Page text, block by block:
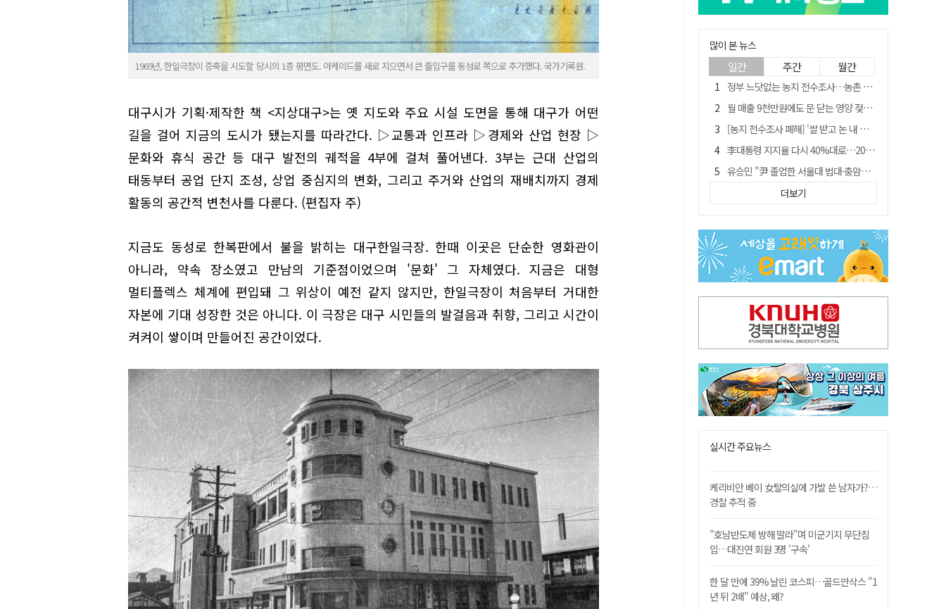
1969년, 한일극장이 증축을 시도할 당시의 1층 평면도. 아케이드를 새로 지으면서 큰 출입구를 동성로 쪽으로 추가했다. 국가기록원.
대구시가 기획·제작한 책 <지상대구>는 옛 지도와 주요 시설 도면을 통해 대구가 어떤
길을 걸어 지금의 도시가 됐는지를 따라간다. ▷교통과 인프라 ▷경제와 산업 현장 ▷
문화와 휴식 공간 등 대구 발전의 궤적을 4부에 걸쳐 풀어낸다. 3부는 근대 산업의
태동부터 공업 단지 조성, 상업 중심지의 변화, 그리고 주거와 산업의 재배치까지 경제
활동의 공간적 변천사를 다룬다. (편집자 주)
지금도 동성로 한복판에서 불을 밝히는 대구한일극장. 한때 이곳은 단순한 영화관이
아니라, 약속 장소였고 만남의 기준점이었으며 '문화' 그 자체였다. 지금은 대형
멀티플렉스 체계에 편입돼 그 위상이 예전 같지 않지만, 한일극장이 처음부터 거대한
자본에 기대 성장한 것은 아니다. 이 극장은 대구 시민들의 발걸음과 취향, 그리고 시간이
켜켜이 쌓이며 만들어진 공간이었다.
많이 본 뉴스
일간 주간 월간
정부 느닷없는 농지 전수조사…농촌 들쑤시는 '경자유전'의 칼날
월 매출 9천만원에도 문 닫는 영양 젖소농장… "일할 사람이 없어"
[농지 전수조사 폐해] '쌀 받고 논 내 준' 도지농 이제 어쩌나?
李대통령 지지율 다시 40%대로…20대는 18.8%p 급락
유승민 "尹 졸업한 서울대 법대·충암고도 없애야"…李 육사 통합 직격
[농지 전수조사 폐해] 농지값도 흔들리나…"도지 막히면 헐값 매물 나올 수도"
국민 51.9% "李 대통령 재판 재개 필요하다"
경북 영천시, 9월부터 11월까지 반값 여행 혜택 제공
아쉬운 태클
더보기
실시간 주요뉴스
케리비안 베이 女탈의실에 가발 쓴 남자가?…
경찰 추적 중
"호남반도체 방해 말라"며 미군기지 무단침
입…대진연 회원 3명 '구속'
한 달 만에 39% 날린 코스피…골드만삭스 "1
년 뒤 2배" 예상, 왜?